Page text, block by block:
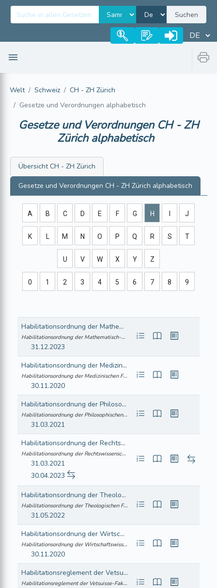
Suchen
Welt Schweiz
CH - ZH Zürich
Gesetze und Verordnungen alphabetisch
Gesetze und VerordnungenCH - ZH
Zürichalphabetisch
ÜbersichtCH - ZH Zürich
Gesetze und Verordnungen CH - ZH Zürich alphabetisch
A B C D E F G H J
K L M N O P Q R S T
U V W X Y Z
0 1 2 3 4 5 6 7 8 9
Habilitationsordnung der Mathematisch-naturwissenschaftlichen Fakultät der Universität Zürich
Habilitationsordnung der Mathematisch-naturwissenschaftlichen Fakultät der Universit... (415.466)
31.12.2023
Habilitationsordnung der Medizinischen Fakultät der Universität Zürich
Habilitationsordnung der Medizinischen Fakultät der Universität Zürich (415.438)
30.11.2020
Habilitationsordnung der Philosophischen Fakultät der Universität Zürich
Habilitationsordnung der Philosophischen Fakultät der Universität Zürich (415.458)
31.03.2021
Habilitationsordnung der Rechtswissenschaftlichen Fakultät der Universität Zürich
Habilitationsordnung der Rechtswissenschaftlichen Fakultät der Universität Zürich (415.418)
31.03.2021
30.04.2023
Habilitationsordnung der Theologischen Fakultät der Universität Zürich
Habilitationsordnung der Theologischen Fakultät der Universität Zürich (415.408)
31.05.2022
Habilitationsordnung der Wirtschaftswissenschaftlichen Fakultät der Universität Zürich
Habilitationsordnung der Wirtschaftswissenschaftlichen Fakultät der Universität Zürich (415.428)
30.11.2020
Habilitationsreglement der Vetsuisse-Fakultät der Universitäten Bern und Zürich
Habilitationsreglement der Vetsuisse-Fakultät der Universitäten Bern und Zürich (415.448)